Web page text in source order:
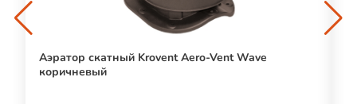
Аэратор скатный Krovent Aero-Vent Wave
коричневый